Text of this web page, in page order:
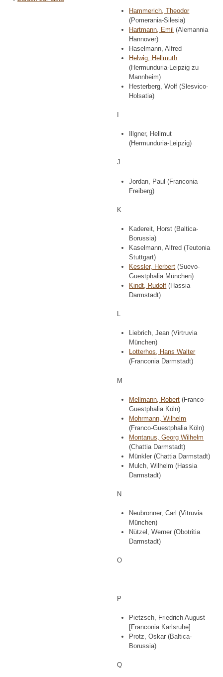
Hammerich, Theodor
(Pomerania-Silesia)
Hartmann, Emil (Alemannia
Hannover)
Haselmann, Alfred
Helwig, Hellmuth
(Hermunduria-Leipzig zu
Mannheim)
Hesterberg, Wolf (Slesvico-
Holsatia)
Illgner, Hellmut
(Hermunduria-Leipzig)
J
Jordan, Paul (Franconia
Freiberg)
K
Kadereit, Horst (Baltica-
Borussia)
Kaselmann, Alfred (Teutonia
Stuttgart)
Kessler, Herbert (Suevo-
Guestphalia München)
Kindt, Rudolf (Hassia
Darmstadt)
L
Liebrich, Jean (Virtruvia
München)
Lotterhos, Hans Walter
(Franconia Darmstadt)
M
Mellmann, Robert (Franco-
Guestphalia Köln)
Mohrmann, Wilhelm
(Franco-Guestphalia Köln)
Montanus, Georg Wilhelm
(Chattia Darmstadt)
Münkler (Chattia Darmstadt)
Mulch, Wilhelm (Hassia
Darmstadt)
N
Neubronner, Carl (Vitruvia
München)
Nützel, Werner (Obotritia
Darmstadt)
O
P
Pietzsch, Friedrich August
[Franconia Karlsruhe]
Protz, Oskar (Baltica-
Borussia)
Q